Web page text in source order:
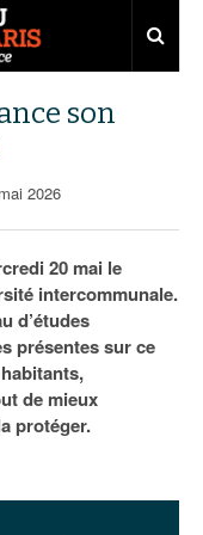
son
2026
20 mai le
intercommunale.
d’études
présentes sur ce
de mieux
protéger.